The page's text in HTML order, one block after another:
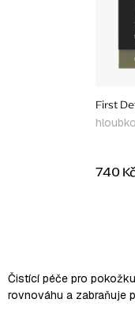
First
740 Kč
l
á
d
Čistící péče pro
rovnováhu a zabraňuje